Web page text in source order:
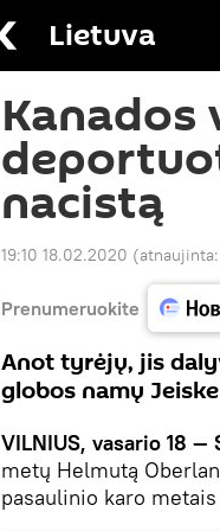
Lietuva
Kanados
nacistą
19:10 18.02.2020 (atnaujinta:
Prenumeruokite
Anot tyrėjų, jis
globos namų
VILNIUS, vasario 18 —
metų Helmutą
pasaulinio karo